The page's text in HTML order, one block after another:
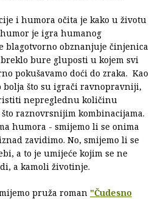
i humora očita je kako u životu
je igra humanog
blagotvorno obznanjuje činjenica
bure gluposti u kojem svi
pokušavamo doći do zraka. Kao
bolja što su igrači ravnopravniji,
nepreglednu količinu
raznovrsnijim kombinacijama.
humora - smijemo li se onima
zavidimo. No, smijemo li se
a to je umijeće kojim se ne
a kamoli životinje.
pruža roman "Čudesno